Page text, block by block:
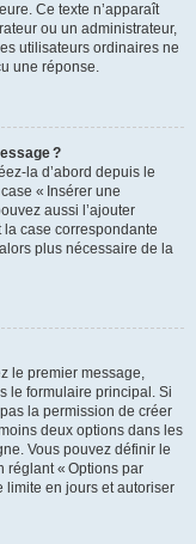
Ce texte n’apparaît
ou un administrateur,
utilisateurs ordinaires ne
une réponse.
?
la d’abord depuis le
« Insérer une
aussi l’ajouter
case correspondante
plus nécessaire de la
le premier message,
le formulaire principal. Si
la permission de créer
deux options dans les
Vous pouvez définir le
réglant « Options par
limite en jours et autoriser